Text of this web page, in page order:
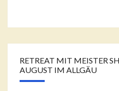
RETREAT MIT MEISTER
AUGUST IM ALLGÄU